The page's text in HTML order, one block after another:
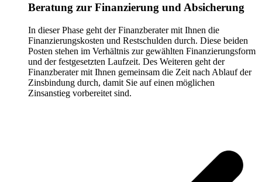
Beratung zur Finanzierung und Absicherung
In dieser Phase geht der Finanzberater mit Ihnen die
Finanzierungskosten und Restschulden durch. Diese beiden
Posten stehen im Verhältnis zur gewählten Finanzierungsform
und der festgesetzten Laufzeit. Des Weiteren geht der
Finanzberater mit Ihnen gemeinsam die Zeit nach Ablauf der
Zinsbindung durch, damit Sie auf einen möglichen
Zinsanstieg vorbereitet sind.